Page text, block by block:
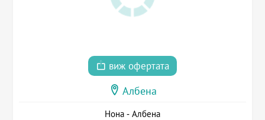
виж офертата
Албена
Нона - Албена